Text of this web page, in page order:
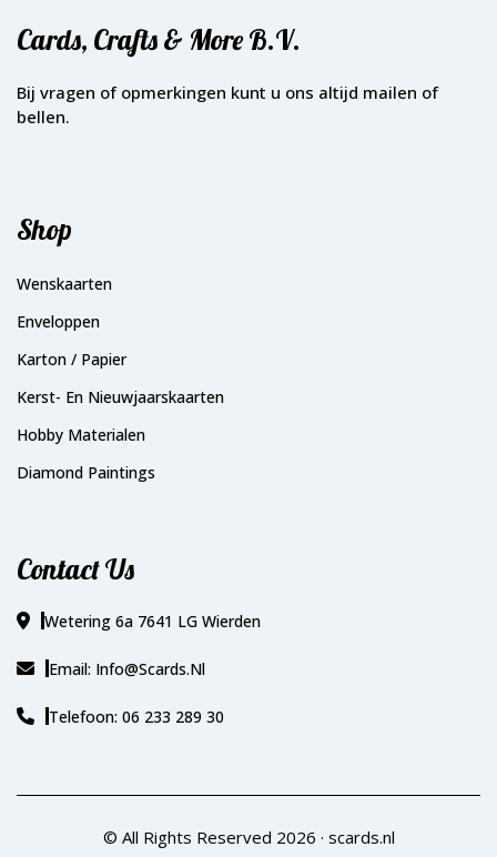
Cards, Crafts & More B.V.
Bij vragen of opmerkingen kunt u ons altijd mailen of
bellen.
Shop
Wenskaarten
Enveloppen
Karton / Papier
Kerst- En Nieuwjaarskaarten
Hobby Materialen
Diamond Paintings
Contact Us
Wetering 6a 7641 LG Wierden
Email: Info@scards.nl
Telefoon: 06 233 289 30
© All Rights Reserved 2026 · scards.nl